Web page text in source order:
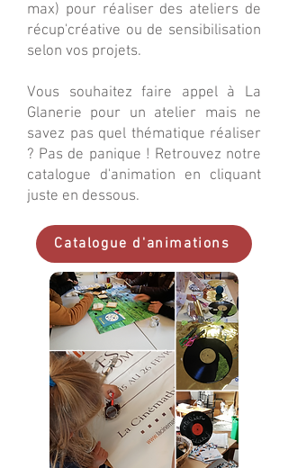
max) pour réaliser des ateliers de
récup'créative ou de sensibilisation
selon vos projets.
Vous souhaitez faire appel à La
Glanerie pour un atelier mais ne
savez pas quel thématique réaliser
? Pas de panique ! Retrouvez notre
catalogue d'animation en cliquant
juste en dessous.
Catalogue d'animations